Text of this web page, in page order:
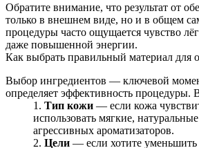
Обратите внимание, что результат от
только в внешнем виде, но и в общем
процедуры часто ощущается чувство
даже повышенной энергии.
Как выбрать правильный материал для
Выбор ингредиентов — ключевой
определяет эффективность процедуры.
Тип кожи — если кожа
использовать мягкие,
агрессивных ароматизаторов.
Цели — если хотите